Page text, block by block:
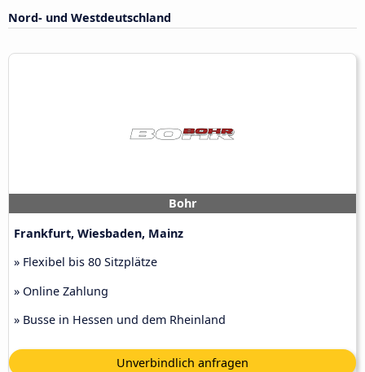
Nord- und Westdeutschland
Bohr
Frankfurt, Wiesbaden, Mainz
» Flexibel bis 80 Sitzplätze
» Online Zahlung
» Busse in Hessen und dem Rheinland
Unverbindlich anfragen